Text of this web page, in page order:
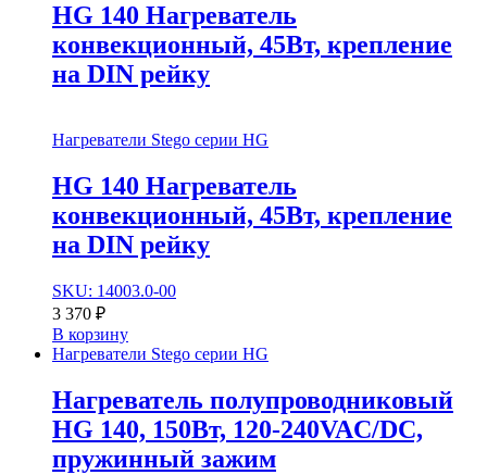
HG 140 Нагреватель
конвекционный, 45Вт, крепление
на DIN рейку
Нагреватели Stego серии HG
HG 140 Нагреватель
конвекционный, 45Вт, крепление
на DIN рейку
SKU: 14003.0-00
3 370 ₽
В корзину
Нагреватели Stego серии HG
Нагреватель полупроводниковый
HG 140, 150Вт, 120-240VAC/DC,
пружинный зажим